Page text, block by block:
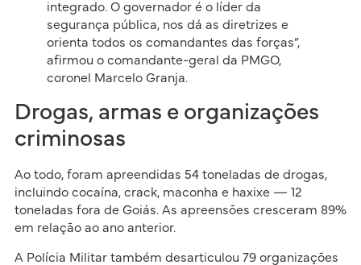
integrado. O governador é o líder da
segurança pública, nos dá as diretrizes e
orienta todos os comandantes das forças”,
afirmou o comandante-geral da PMGO,
coronel Marcelo Granja.
Drogas, armas e organizações
criminosas
Ao todo, foram apreendidas 54 toneladas de drogas,
incluindo cocaína, crack, maconha e haxixe — 12
toneladas fora de Goiás. As apreensões cresceram 89%
em relação ao ano anterior.
A Polícia Militar também desarticulou 79 organizações